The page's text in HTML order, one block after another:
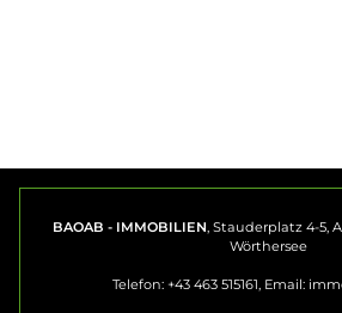
BAOAB - IMMOBILIEN, Stauderplatz 4-5,
Wörthersee
Telefon: +43 463 515161, Email: